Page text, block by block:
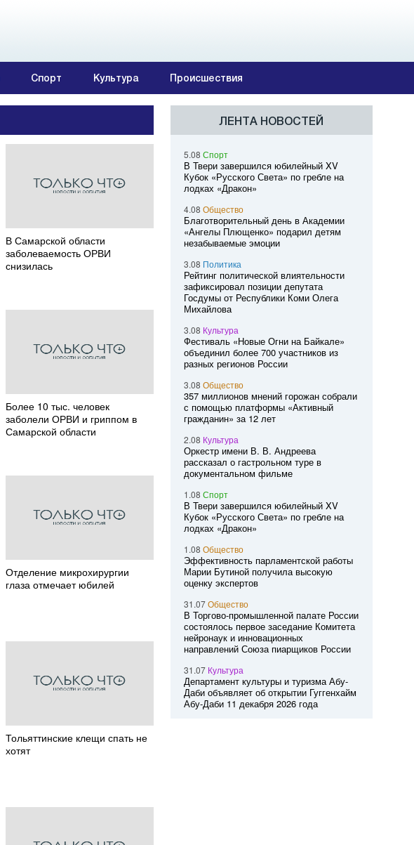
Спорт Культура Происшествия
В Самарской области
заболеваемость ОРВИ
снизилась
Более 10 тыс. человек
заболели ОРВИ и гриппом в
Самарской области
Отделение микрохирургии
глаза отмечает юбилей
Тольяттинские клещи спать не
хотят
ЛЕНТА НОВОСТЕЙ
5.08 Спорт
В Твери завершился юбилейный XV
Кубок «Русского Света» по гребле на
лодках «Дракон»
4.08 Общество
Благотворительный день в Академии
«Ангелы Плющенко» подарил детям
незабываемые эмоции
3.08 Политика
Рейтинг политической влиятельности
зафиксировал позиции депутата
Госдумы от Республики Коми Олега
Михайлова
3.08 Культура
Фестиваль «Новые Огни на Байкале»
объединил более 700 участников из
разных регионов России
3.08 Общество
357 миллионов мнений горожан собрали
с помощью платформы «Активный
гражданин» за 12 лет
2.08 Культура
Оркестр имени В. В. Андреева
рассказал о гастрольном туре в
документальном фильме
1.08 Спорт
В Твери завершился юбилейный XV
Кубок «Русского Света» по гребле на
лодках «Дракон»
1.08 Общество
Эффективность парламентской работы
Марии Бутиной получила высокую
оценку экспертов
31.07Общество
В Торгово-промышленной палате России
состоялось первое заседание Комитета
нейронаук и инновационных
направлений Союза пиарщиков России
31.07 Культура
Департамент культуры и туризма Абу-
Даби объявляет об открытии Гуггенхайм
Абу-Даби 11 декабря 2026 года